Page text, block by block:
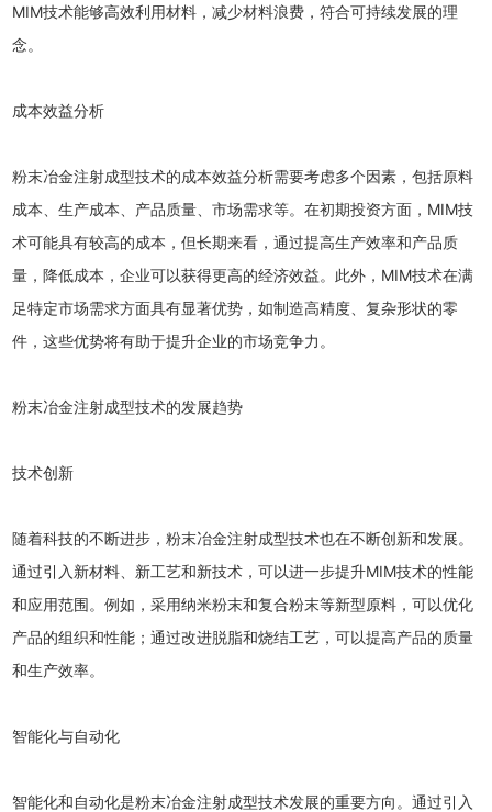
MIM技术能够高效利用材料，减少材料浪费，符合可持续发展的理
念。
成本效益分析
粉末冶金注射成型技术的成本效益分析需要考虑多个因素，包括原料
成本、生产成本、产品质量、市场需求等。在初期投资方面，MIM技
术可能具有较高的成本，但长期来看，通过提高生产效率和产品质
量，降低成本，企业可以获得更高的经济效益。此外，MIM技术在满
足特定市场需求方面具有显著优势，如制造高精度、复杂形状的零
件，这些优势将有助于提升企业的市场竞争力。
粉末冶金注射成型技术的发展趋势
技术创新
随着科技的不断进步，粉末冶金注射成型技术也在不断创新和发展。
通过引入新材料、新工艺和新技术，可以进一步提升MIM技术的性能
和应用范围。例如，采用纳米粉末和复合粉末等新型原料，可以优化
产品的组织和性能；通过改进脱脂和烧结工艺，可以提高产品的质量
和生产效率。
智能化与自动化
智能化和自动化是粉末冶金注射成型技术发展的重要方向。通过引入